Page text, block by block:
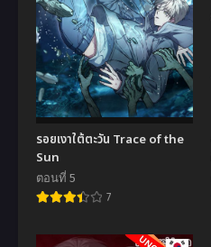
รอยเงาใต้ตะวัน Trace of the
Sun
ตอนที่ 5
7